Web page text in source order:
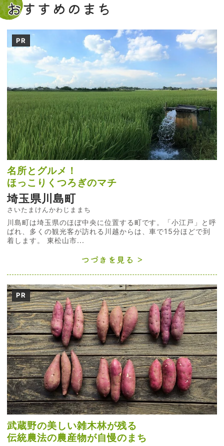
おすすめのまち
PR
名所とグルメ！
ほっこりくつろぎのマチ
埼玉県川島町
さいたまけんかわじままち
川島町は埼玉県のほぼ中央に位置する町です。「小江戸」と呼
ばれ、多くの観光客が訪れる川越からは、車で15分ほどで到
着します。 東松山市...
つづきを見る
PR
武蔵野の美しい雑木林が残る
伝統農法の農産物が自慢のまち